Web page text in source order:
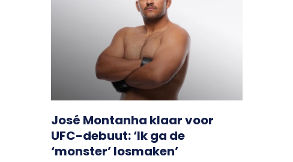
José Montanha klaar voor
UFC-debuut: ‘Ik ga de
‘monster’ losmaken’